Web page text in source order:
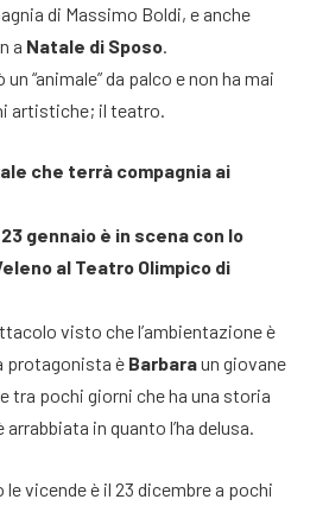
di Massimo Boldi, e anche
a Natale di Sposo
“animale” da palco e non ha mai
artistiche; il teatro.
che terrà compagnia ai
gennaio è in scena con lo
al Teatro Olimpico di
visto che l’ambientazione è
protagonista è Barbaraun giovane
tra pochi giorni che ha una storia
in quanto l’ha delusa.
vicende è il 23 dicembre a pochi